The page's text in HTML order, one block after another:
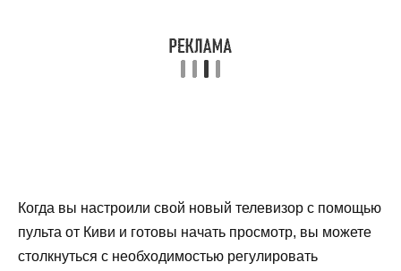
Когда вы настроили свой новый телевизор с помощью
пульта от Киви и готовы начать просмотр, вы можете
столкнуться с необходимостью регулировать